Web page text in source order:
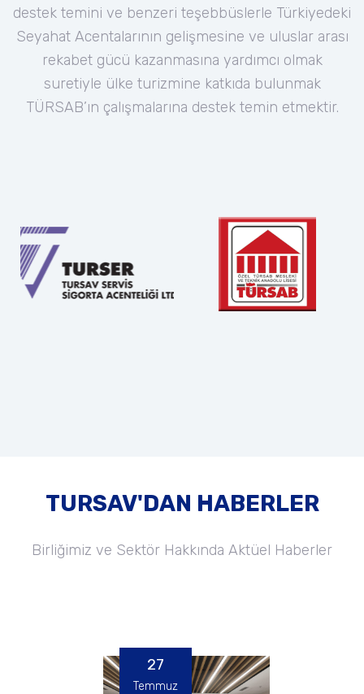
destek temini ve benzeri teşebbüslerle Türkiyedeki
Seyahat Acentalarının gelişmesine ve uluslar arası
rekabet gücü kazanmasına yardımcı olmak
suretiyle ülke turizmine katkıda bulunmak
TÜRSAB’ın çalışmalarına destek temin etmektir.
TURSAV'DAN HABERLER
Birliğimiz ve Sektör Hakkında Aktüel Haberler
27
Temmuz